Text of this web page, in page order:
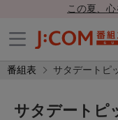
この夏、
番組表 サタデートピ
サタデートピ